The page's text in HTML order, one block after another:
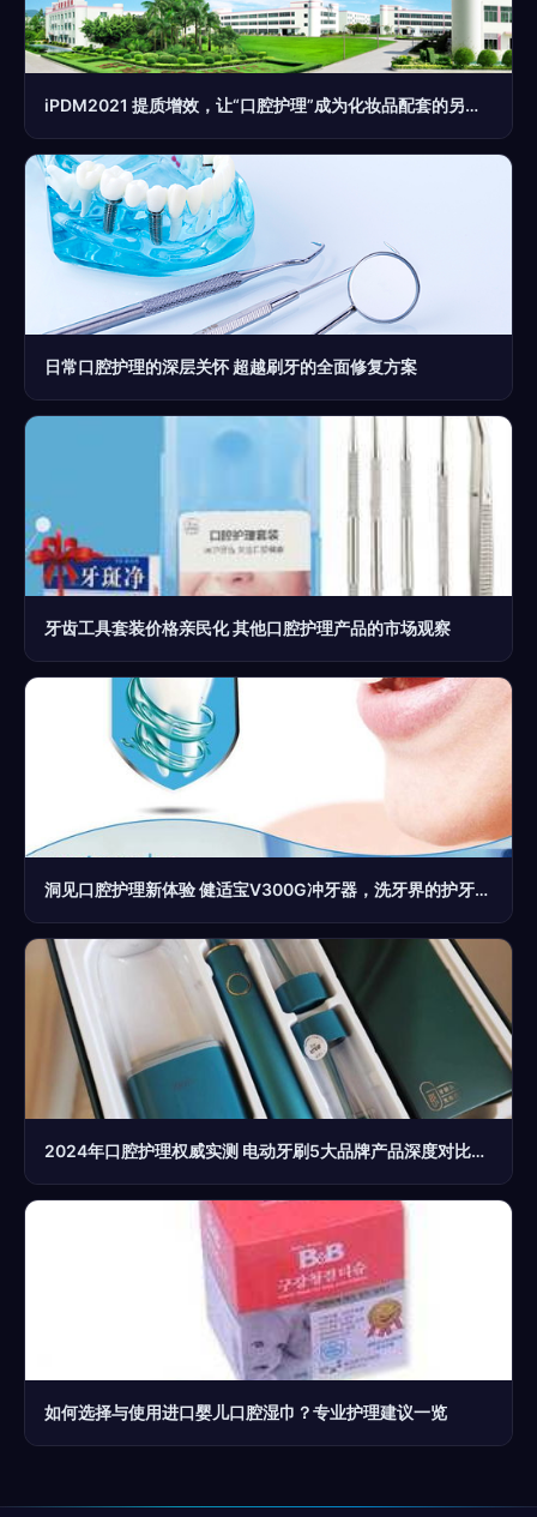
iPDM2021 提质增效，让“口腔护理”成为化妆品配套的另一束高光——揭秘“智造工厂”的完整价值标维
日常口腔护理的深层关怀 超越刷牙的全面修复方案
牙齿工具套装价格亲民化 其他口腔护理产品的市场观察
洞见口腔护理新体验 健适宝V300G冲牙器，洗牙界的护牙清道夫
2024年口腔护理权威实测 电动牙刷5大品牌产品深度对比，谁才是真正的天花板？
如何选择与使用进口婴儿口腔湿巾？专业护理建议一览